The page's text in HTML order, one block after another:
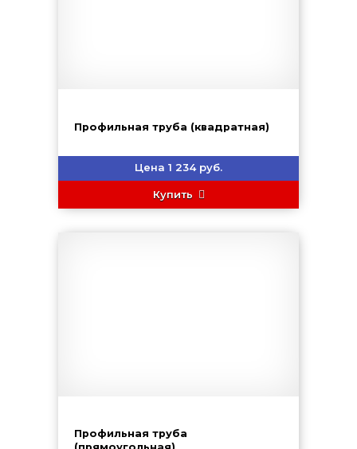
Профильная труба (квадратная)
Цена 1 234 руб.
Купить
Профильная труба